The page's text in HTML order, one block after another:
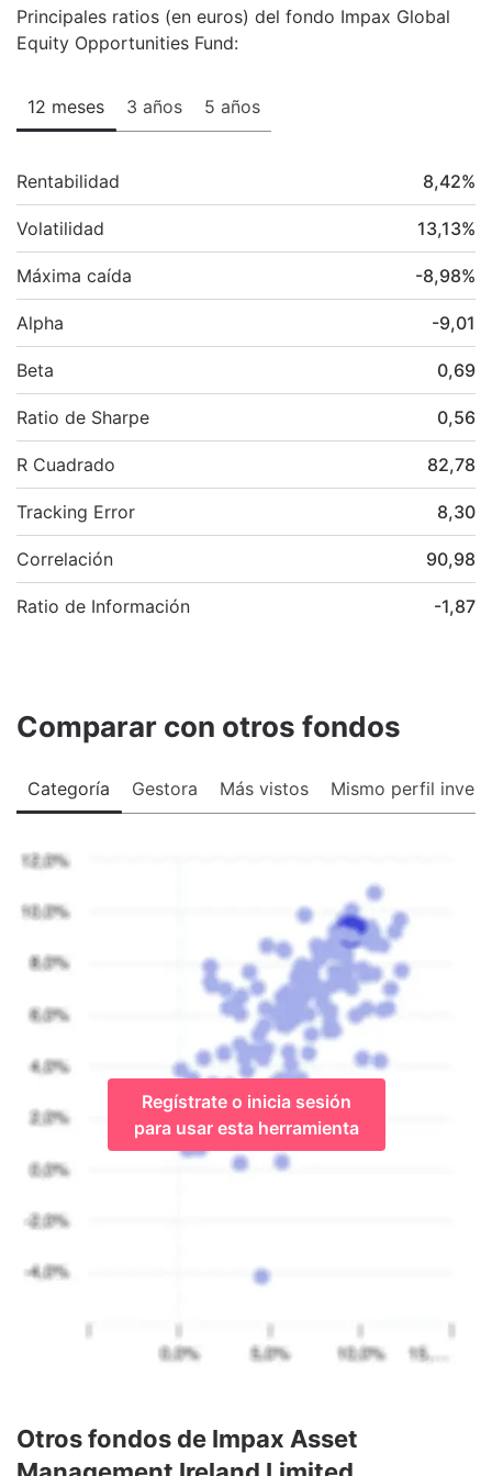
Principales ratios (en euros) del fondo Impax Global
Equity Opportunities Fund:
12 meses 3 años 5 años
Rentabilidad 8,42%
Volatilidad 13,13%
Máxima caída -8,98%
Alpha -9,01
Beta 0,69
Ratio de Sharpe 0,56
R Cuadrado 82,78
Tracking Error 8,30
Correlación 90,98
Ratio de Información -1,87
Comparar con otros fondos
Categoría Gestora Más vistos Mismo perfil
Regístrate o inicia sesión
para usar esta herramienta
Otros fondos de Impax Asset